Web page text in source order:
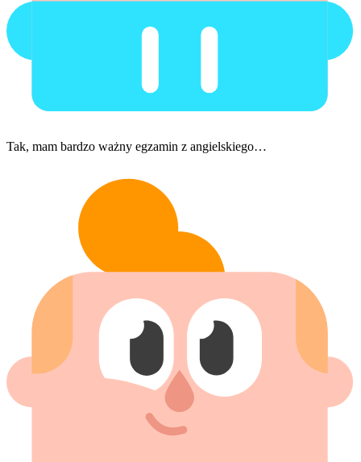
Tak, mam bardzo ważny egzamin z angielskiego…